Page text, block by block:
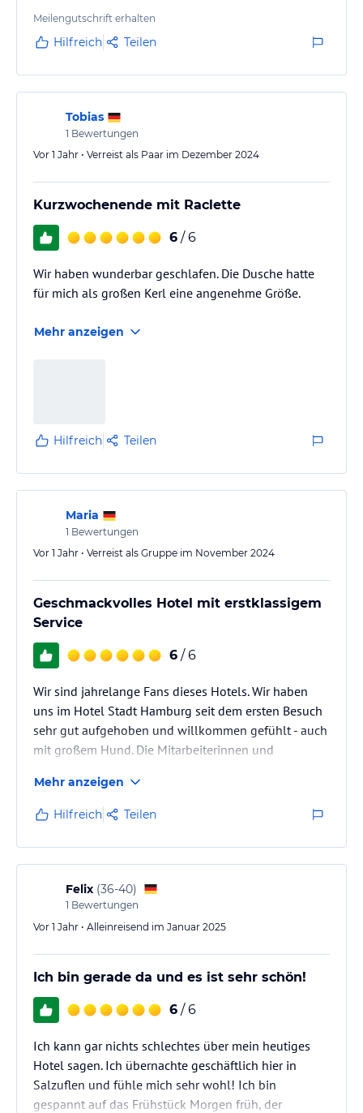
Meilengutschrift erhalten
Hilfreich Teilen
Tobias
1 Bewertungen
Vor 1 Jahr • Verreist als Paar im Dezember 2024
Kurzwochenende mit Raclette
6 / 6
Wir haben wunderbar geschlafen. Die Dusche hatte
für mich als großen Kerl eine angenehme Größe.
Mehr anzeigen
Hilfreich Teilen
Maria
1 Bewertungen
Vor 1 Jahr • Verreist als Gruppe im November 2024
Geschmackvolles Hotel mit erstklassigem
Service
6 / 6
Wir sind jahrelange Fans dieses Hotels. Wir haben
uns im Hotel Stadt Hamburg seit dem ersten Besuch
sehr gut aufgehoben und willkommen gefühlt - auch
mit großem Hund. Die Mitarbeiterinnen und
aufmerksam, wahnsinnig freundlich und
zuvorkommend. Wir haben mittlerweile alles
kennengelernt - Wochenendaufenthalte,
Dinnerparties, eigene Veranstaltungen und das Spa
und können alles uneingeschränkt weiterempfehlen.
Die Einrichtung ist geschmackvoll und man merkt
sofort,…
Mehr anzeigen
Hilfreich Teilen
Felix (36-40)
1 Bewertungen
Vor 1 Jahr • Alleinreisend im Januar 2025
Ich bin gerade da und es ist sehr schön!
6 / 6
Ich kann gar nichts schlechtes über mein heutiges
Hotel sagen. Ich übernachte geschäftlich hier in
Salzuflen und fühle mich sehr wohl! Ich bin
gespannt auf das Frühstück Morgen früh, der